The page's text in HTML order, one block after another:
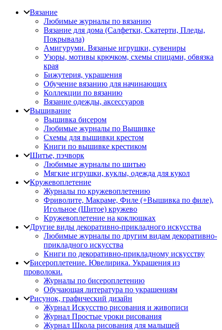
Вязание
Любимые журналы по вязанию
Вязание для дома (Салфетки, Скатерти, Пледы,
Покрывала)
Амигуруми. Вязаные игрушки, сувениры
Узоры, мотивы крючком, схемы спицами, обвязка
края
Бижутерия, украшения
Обучение вязанию для начинающих
Коллекции по вязанию
Вязание одежды, аксессуаров
Вышивание
Вышивка бисером
Любимые журналы по Вышивке
Схемы для вышивки крестом
Книги по вышивке крестиком
Шитье, пэчворк
Любимые журналы по шитью
Мягкие игрушки, куклы, одежда для кукол
Кружевоплетение
Журналы по кружевоплетению
Фриволите, Макраме, Филе (+Вышивка по филе),
Игольное (Шитое) кружево
Кружевоплетение на коклюшках
Другие виды декоративно-прикладного искусства
Любимые журналы по другим видам декоративно-
прикладного искусства
Книги по декоративно-прикладному искусству
Бисероплетение. Ювелирика. Украшения из
проволоки.
Журналы по бисероплетению
Обучающая литература по украшениям
Рисунок, графический дизайн
Журнал Искусство рисования и живописи
Журнал Простые уроки рисования
Журнал Школа рисования для малышей